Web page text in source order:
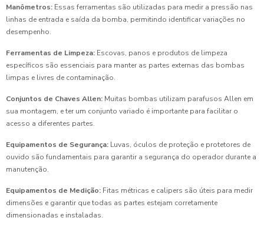
Manômetros: Essas ferramentas são utilizadas para medir a pressão nas
linhas de entrada e saída da bomba, permitindo identificar variações no
desempenho.
Ferramentas de Limpeza: Escovas, panos e produtos de limpeza
específicos são essenciais para manter as partes externas das bombas
limpas e livres de contaminação.
Conjuntos de Chaves Allen: Muitas bombas utilizam parafusos Allen em
sua montagem, e ter um conjunto variado é importante para facilitar o
acesso a diferentes partes.
Equipamentos de Segurança: Luvas, óculos de proteção e protetores de
ouvido são fundamentais para garantir a segurança do operador durante a
manutenção.
Equipamentos de Medição: Fitas métricas e calipers são úteis para medir
dimensões e garantir que todas as partes estejam corretamente
dimensionadas e instaladas.